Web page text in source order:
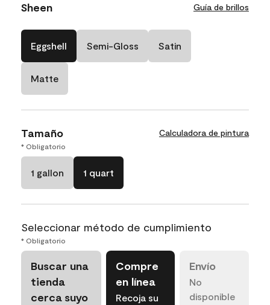
Sheen Guía de brillos
Eggshell Semi-Gloss Satin
Matte
Tamaño Calculadora de pintura
* Obligatorio
1 gallon 1 quart
Seleccionar método de cumplimiento
* Obligatorio
Buscar una
tienda
cerca suyo
Compre
en línea
Recoja su
Envío
No
disponible